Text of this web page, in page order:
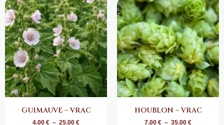
GUIMAUVE – VRAC
4.00 € – 25.00 €
HOUBLON – VRAC
7.00 € – 35.00 €